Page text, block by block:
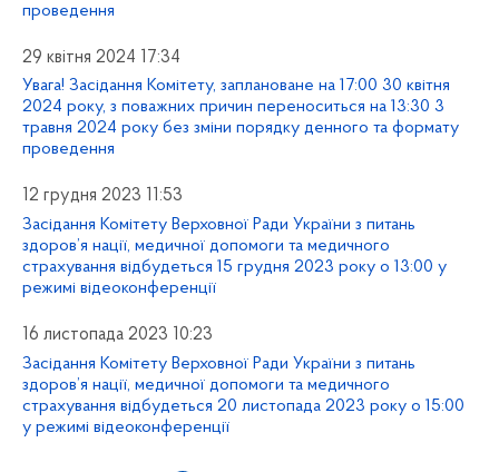
проведення
29 квітня 2024 17:34
Увага! Засідання Комітету, заплановане на 17:00 30 квітня
2024 року, з поважних причин переноситься на 13:30 3
травня 2024 року без зміни порядку денного та формату
проведення
12 грудня 2023 11:53
Засідання Комітету Верховної Ради України з питань
здоров’я нації, медичної допомоги та медичного
страхування відбудеться 15 грудня 2023 року о 13:00 у
режимі відеоконференції
16 листопада 2023 10:23
Засідання Комітету Верховної Ради України з питань
здоров’я нації, медичної допомоги та медичного
страхування відбудеться 20 листопада 2023 року о 15:00
у режимі відеоконференції